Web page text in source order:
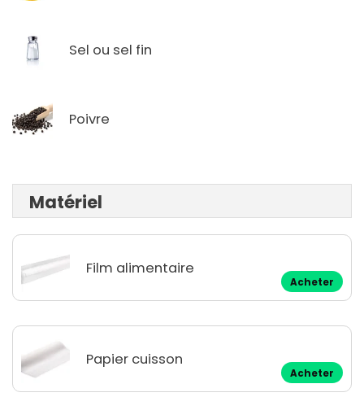
Sel ou sel fin
Poivre
Matériel
Film alimentaire
Acheter
Papier cuisson
Acheter